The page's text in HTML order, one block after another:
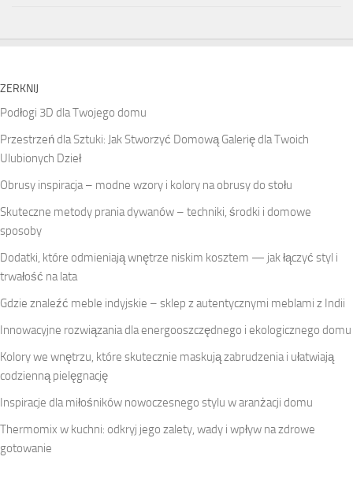
ZERKNIJ
Podłogi 3D dla Twojego domu
Przestrzeń dla Sztuki: Jak Stworzyć Domową Galerię dla Twoich
Ulubionych Dzieł
Obrusy inspiracja – modne wzory i kolory na obrusy do stołu
Skuteczne metody prania dywanów – techniki, środki i domowe
sposoby
Dodatki, które odmieniają wnętrze niskim kosztem — jak łączyć styl i
trwałość na lata
Gdzie znaleźć meble indyjskie – sklep z autentycznymi meblami z Indii
Innowacyjne rozwiązania dla energooszczędnego i ekologicznego domu
Kolory we wnętrzu, które skutecznie maskują zabrudzenia i ułatwiają
codzienną pielęgnację
Inspiracje dla miłośników nowoczesnego stylu w aranżacji domu
Thermomix w kuchni: odkryj jego zalety, wady i wpływ na zdrowe
gotowanie